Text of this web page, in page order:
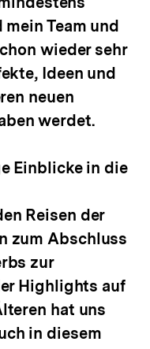
mein Team und
wieder sehr
Ideen und
neuen
werdet.
Einblicke in die
Reisen der
zum Abschluss
zur
Highlights auf
hat uns
in diesem